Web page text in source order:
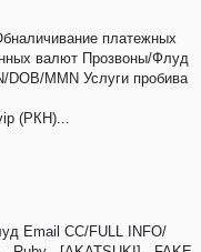
платежных
валют Прозвоны/Флуд
DOB/MMN Услуги пробива
(РКН)...
Email СС/FULL INFO/